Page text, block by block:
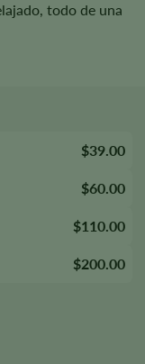
todo de una
$39.00
$60.00
$110.00
$200.00